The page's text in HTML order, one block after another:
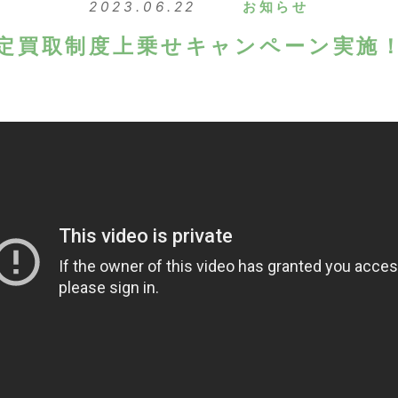
2023.06.22 お知らせ
買取制度上乗せキャンペーン実施